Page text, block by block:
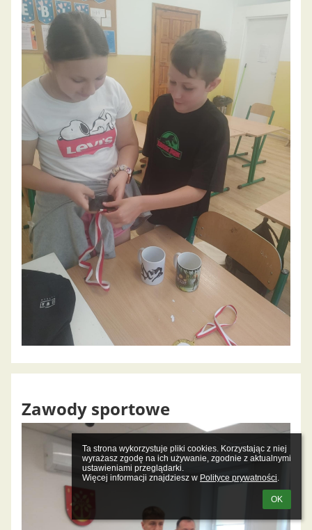
Ta strona wykorzystuje pliki cookies. Korzystając z niej
wyrażasz zgodę na ich używanie, zgodnie z aktualnymi
ustawieniami przeglądarki.
Więcej informacji znajdziesz w Polityce prywatności.
OK
Zawody sportowe